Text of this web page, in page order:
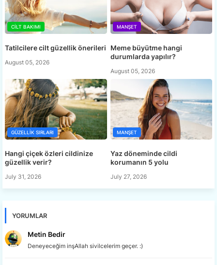
CILT BAKIMI
Tatilcilere cilt güzellik önerileri
August 05, 2026
MANŞET
Meme büyütme hangi
durumlarda yapılır?
August 05, 2026
GÜZELLIK SIRLARI
Hangi çiçek özleri cildinize
güzellik verir?
July 31, 2026
MANŞET
Yaz döneminde cildi
korumanın 5 yolu
July 27, 2026
YORUMLAR
Metin Bedir
Deneyeceğim inşAllah sivilcelerim geçer. :)